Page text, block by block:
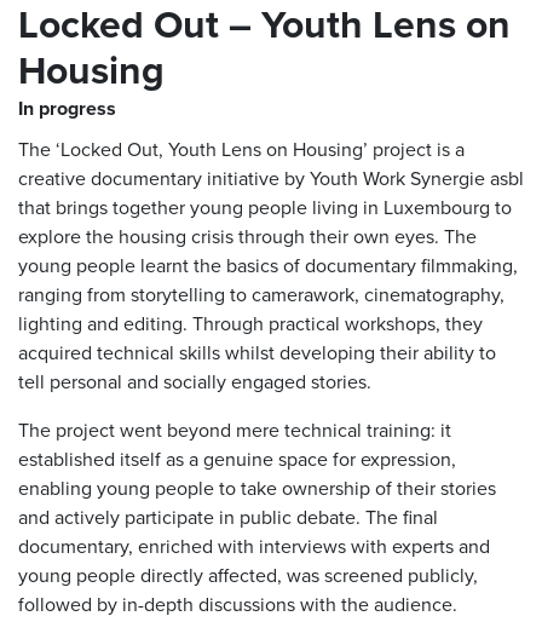
Locked Out – Youth Lens on
Housing
In progress
The ‘Locked Out, Youth Lens on Housing’ project is a
creative documentary initiative by Youth Work Synergie asbl
that brings together young people living in Luxembourg to
explore the housing crisis through their own eyes. The
young people learnt the basics of documentary filmmaking,
ranging from storytelling to camerawork, cinematography,
lighting and editing. Through practical workshops, they
acquired technical skills whilst developing their ability to
tell personal and socially engaged stories.
The project went beyond mere technical training: it
established itself as a genuine space for expression,
enabling young people to take ownership of their stories
and actively participate in public debate. The final
documentary, enriched with interviews with experts and
young people directly affected, was screened publicly,
followed by in-depth discussions with the audience.